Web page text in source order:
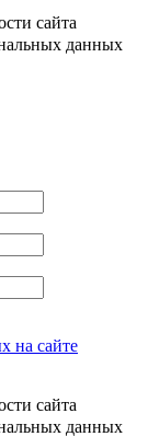
сайта
данных
на сайте
сайта
данных